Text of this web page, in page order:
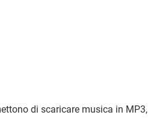
di scaricare musica in MP3,